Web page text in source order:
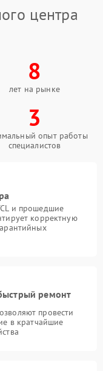
центра
8
лет на рынке
3
опыт работы
специалистов
и прошедшие
корректную
ремонт
провести
в кратчайшие